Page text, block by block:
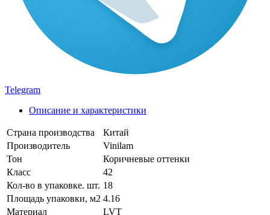
Telegram
Описание и характеристики
Страна производства
Китай
Производитель
Vinilam
Тон
Коричневые оттенки
Класс
42
Кол-во в упаковке. шт. 18
Площадь упаковки, м2 4.16
Материал
LVT